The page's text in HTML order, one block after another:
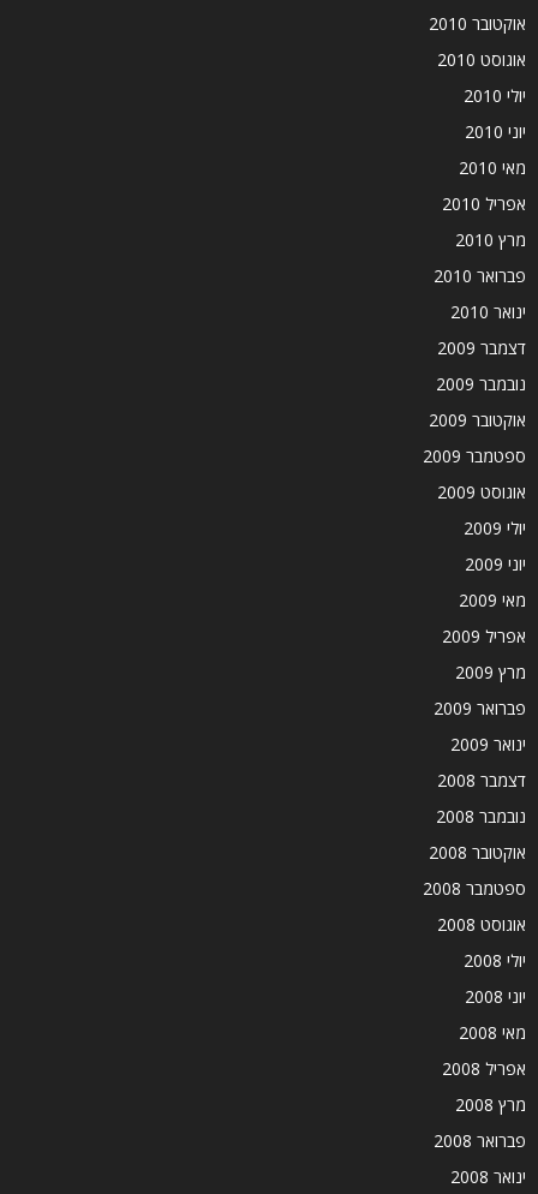
אוקטובר 2010
אוגוסט 2010
יולי 2010
יוני 2010
מאי 2010
אפריל 2010
מרץ 2010
פברואר 2010
ינואר 2010
דצמבר 2009
נובמבר 2009
אוקטובר 2009
ספטמבר 2009
אוגוסט 2009
יולי 2009
יוני 2009
מאי 2009
אפריל 2009
מרץ 2009
פברואר 2009
ינואר 2009
דצמבר 2008
נובמבר 2008
אוקטובר 2008
ספטמבר 2008
אוגוסט 2008
יולי 2008
יוני 2008
מאי 2008
אפריל 2008
מרץ 2008
פברואר 2008
ינואר 2008